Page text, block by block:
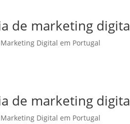
de marketing
Digital em Portugal
de marketing
Digital em Portugal